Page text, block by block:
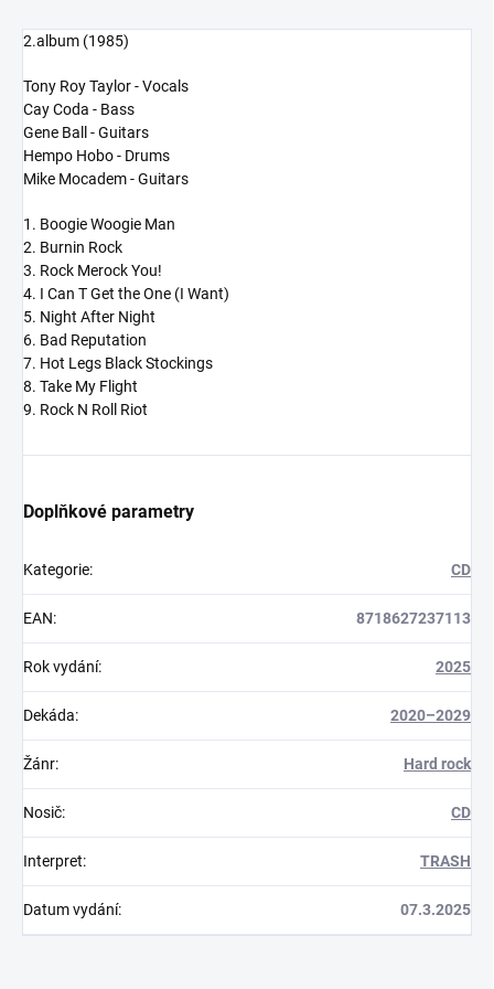
2.album (1985)
Tony Roy Taylor - Vocals
Cay Coda - Bass
Gene Ball - Guitars
Hempo Hobo - Drums
Mike Mocadem - Guitars
1. Boogie Woogie Man
2. Burnin Rock
3. Rock Merock You!
4. I Can T Get the One (I Want)
5. Night After Night
6. Bad Reputation
7. Hot Legs Black Stockings
8. Take My Flight
9. Rock N Roll Riot
Doplňkové parametry
Kategorie: CD
EAN: 8718627237113
Rok vydání: 2025
Dekáda: 2020–2029
Žánr: Hard rock
Nosič: CD
Interpret: TRASH
Datum vydání: 07.3.2025